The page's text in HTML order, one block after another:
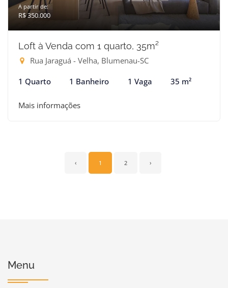
A partir de:
R$ 350.000
Loft à Venda com 1 quarto, 35m²
Rua Jaraguá - Velha, Blumenau-SC
1 Quarto 1 Banheiro 1 Vaga 35 m²
Mais informações
‹ 1 2 ›
Menu